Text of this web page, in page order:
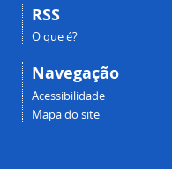
RSS
O que é?
Navegação
Acessibilidade
Mapa do site